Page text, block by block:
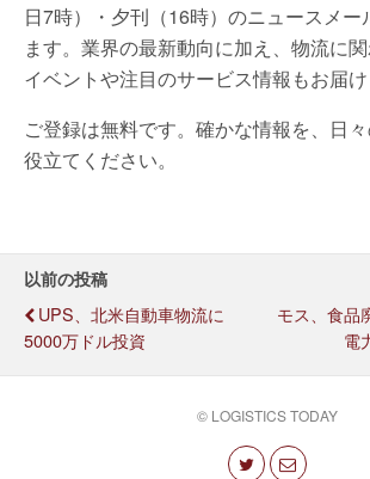
日7時）・夕刊（16時）のニュースメー
ます。業界の最新動向に加え、物流に
イベントや注目のサービス情報もお届け
ご登録は無料です。確かな情報を、日
役立てください。
以前の投稿
UPS、北米自動車物流に
5000万ドル投資
モス、食品
電
© LOGISTICS TODAY